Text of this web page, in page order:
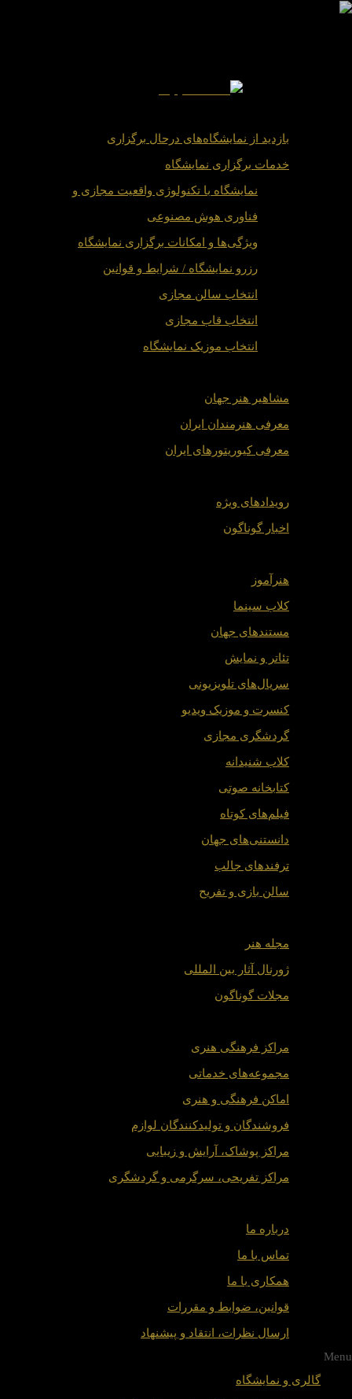
بازدید از نمایشگاه‌های درحال برگزاری
خدمات برگزاری نمایشگاه
نمایشگاه با تکنولوژی واقعیت مجازی و
فناوری هوش مصنوعی
ویژگی‌ها و امکانات برگزاری نمایشگاه
رزرو نمایشگاه / شرایط و قوانین
انتخاب سالن مجازی
انتخاب قاب مجازی
انتخاب موزیک نمایشگاه
مشاهیر هنر جهان
معرفی هنرمندان ایران
معرفی کیوریتورهای ایران
رویدادهای ویژه
اخبار گوناگون
هنرآموز
کلاب سینما
مستندهای جهان
تئاتر و نمایش
سریال‌های تلویزیونی
کنسرت و موزیک ویدیو
گردشگری مجازی
کلاب شنیدانه
کتابخانه صوتی
فیلم‌های کوتاه
دانستنی‌های جهان
ترفندهای جالب
سالن بازی و تفریح
مجله هنر
ژورنال آثار بین المللی
مجلات گوناگون
مراکز فرهنگی هنری
مجموعه‌های خدماتی
اماکن فرهنگی و هنری
فروشندگان و تولیدکنندگان لوازم
مراکز پوشاک، آرایش و زیبایی
مراکز تفریحی، سرگرمی و گردشگری
درباره ما
تماس با ما
همکاری با ما
قوانین، ضوابط و مقررات
ارسال نظرات، انتقاد و پیشنهاد
Menu
گالری و نمایشگاه